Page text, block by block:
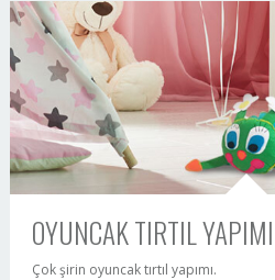
OYUNCAK TIRTIL YAPIMI
Çok şirin oyuncak tırtıl yapımı.